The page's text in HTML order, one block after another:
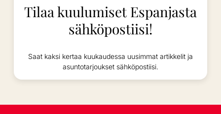
Tilaa kuulumiset Espanjasta
sähköpostiisi!
Saat kaksi kertaa kuukaudessa uusimmat artikkelit ja
asuntotarjoukset sähköpostiisi.